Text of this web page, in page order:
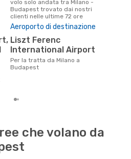
volo solo andata tra Milano -
Budapest trovato dai nostri
clienti nelle ultime 72 ore
Aeroporto di destinazione
Liszt Ferenc
International Airport
Per la tratta da Milano a
Budapest
che volano da